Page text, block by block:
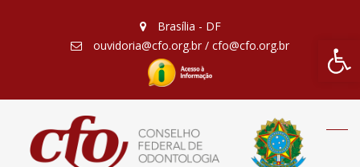
Barra
Brasília - DF
ouvidoria@cfo.org.br / cfo@cfo.org.br